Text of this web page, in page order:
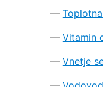
Vitamin
Vnetje